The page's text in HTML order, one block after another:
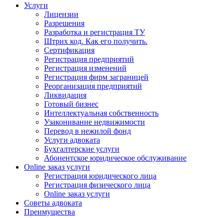
Услуги
Лицензии
Разрешения
Разработка и регистрация ТУ
Штрих код. Как его получить.
Сертификация
Регистрация предприятий
Регистрация изменений
Регистрация фирм заграницей
Реорганизация предприятий
Ликвидация
Готовый бизнес
Интеллектуальная собственность
Узаконивание недвижимости
Перевод в нежилой фонд
Услуги адвоката
Бухгалтерские услуги
Абонентское юридическое обслуживание
Online заказ услуги
Регистрация юридического лица
Регистрация физического лица
Online заказ услуги
Советы адвоката
Преимущества